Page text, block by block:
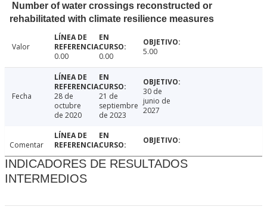
Number of water crossings reconstructed or
rehabilitated with climate resilience measures
Valor
0.00
0.00 5.00
Fecha
28 de
octubre
de 2020
21 de
septiembre
de 2023
30 de
junio de
2027
Comentar
INDICADORES DE RESULTADOS
INTERMEDIOS